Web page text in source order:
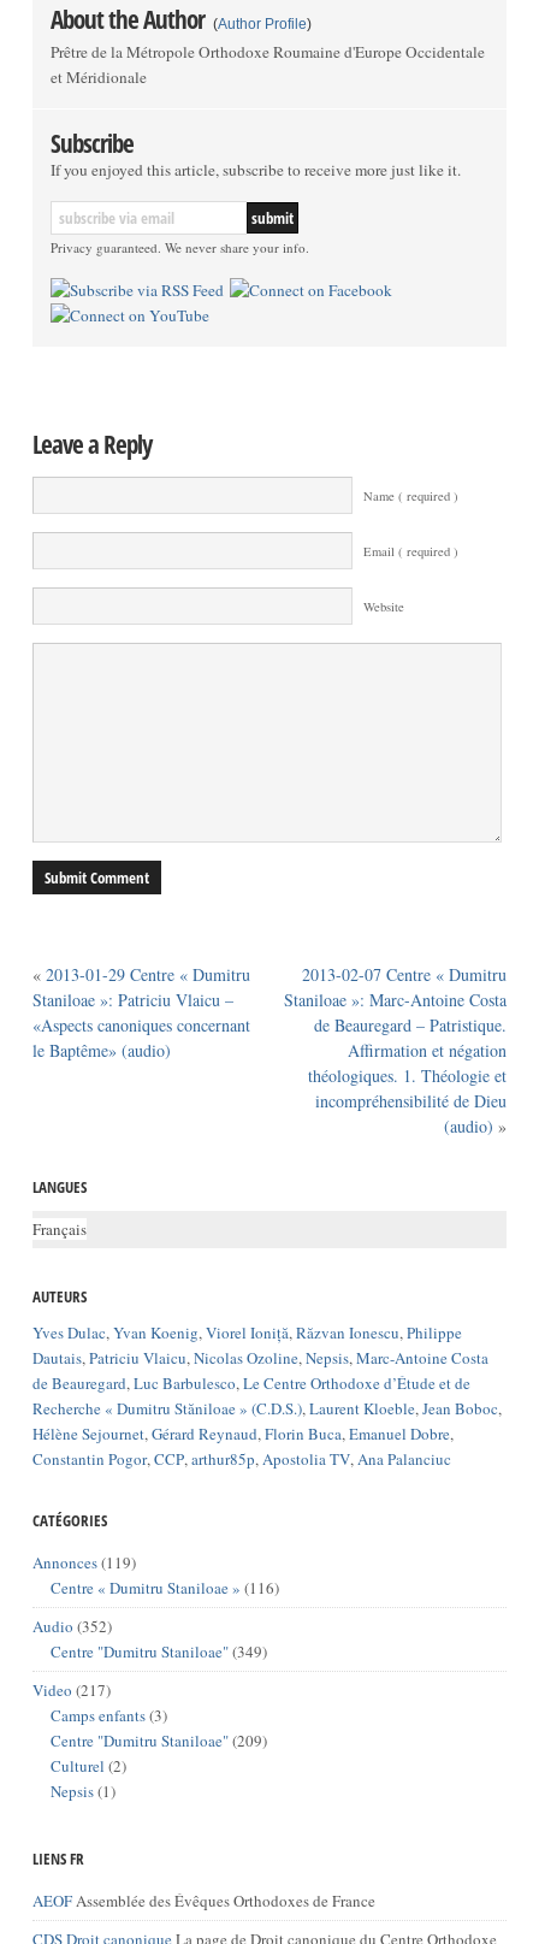
About the Author (Author Profile)
Prêtre de la Métropole Orthodoxe Roumaine d'Europe Occidentale
et Méridionale
Subscribe
If you enjoyed this article, subscribe to receive more just like it.
Privacy guaranteed. We never share your info.
Leave a Reply
Name ( required )
Email ( required )
Website
« 2013-01-29 Centre « Dumitru
Staniloae »: Patriciu Vlaicu –
«Aspects canoniques concernant
le Baptême» (audio)
2013-02-07 Centre « Dumitru
Staniloae »: Marc-Antoine Costa
de Beauregard – Patristique.
Affirmation et négation
théologiques. 1. Théologie et
incompréhensibilité de Dieu
(audio) »
LANGUES
Français
AUTEURS
Yves Dulac,Yvan Koenig,Viorel Ioniță,Răzvan Ionescu,Philippe
Dautais,Patriciu Vlaicu,Nicolas Ozoline,Nepsis,Marc-Antoine Costa
de Beauregard,Luc Barbulesco,Le Centre Orthodoxe d’Étude et de
Recherche « Dumitru Stăniloae » (C.D.S.),Laurent Kloeble,Jean Boboc,
Hélène Sejournet,Gérard Reynaud,Florin Buca,Emanuel Dobre,
Constantin Pogor,CCP,arthur85p,Apostolia TV,Ana Palanciuc
CATÉGORIES
Annonces(119)
Centre « Dumitru Staniloae » (116)
Audio (352)
Centre "Dumitru Staniloae"(349)
Video (217)
Camps enfants(3)
Centre "Dumitru Staniloae"(209)
Culturel (2)
Nepsis(1)
LIENS FR
AEOFAssemblée des Évêques Orthodoxes de France
CDS Droit canoniqueLa page de Droit canonique du Centre Orthodoxe